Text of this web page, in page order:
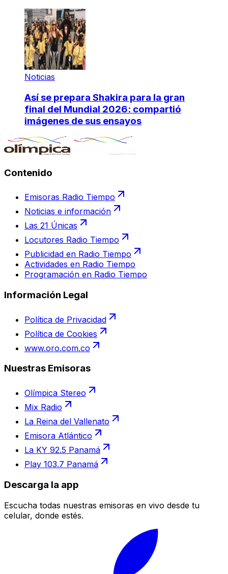
Noticias
Así se prepara Shakira para la gran
final del Mundial 2026: compartió
imágenes de sus ensayos
Contenido
Emisoras Radio Tiempo
Noticias e información
Las 21 Únicas
Locutores Radio Tiempo
Publicidad en Radio Tiempo
Actividades en Radio Tiempo
Programación en Radio Tiempo
Información Legal
Política de Privacidad
Política de Cookies
www.oro.com.co
Nuestras Emisoras
Olímpica Stereo
Mix Radio
La Reina del Vallenato
Emisora Atlántico
La KY 92.5 Panamá
Play 103.7 Panamá
Descarga la app
Escucha todas nuestras emisoras en vivo desde tu
celular, donde estés.